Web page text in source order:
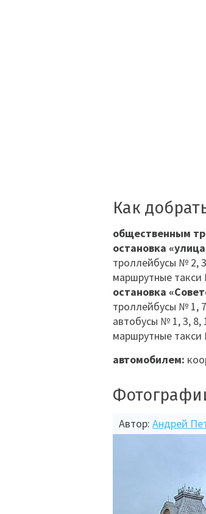
Как
общественным
остановка
троллейбусы № 2,
маршрутные такси
остановка
троллейбусы № 1,
автобусы № 1, 3, 8,
маршрутные такси
автомобилем:
Автор: Андрей